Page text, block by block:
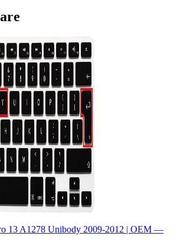
13 A1278 Unibody 2009-2012 | OEM —